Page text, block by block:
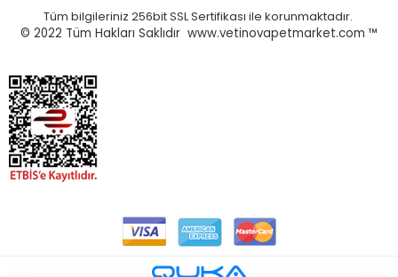
Tüm bilgileriniz 256bit SSL Sertifikası ile korunmaktadır.
© 2022 Tüm Hakları Saklıdır www.vetinovapetmarket.com ™